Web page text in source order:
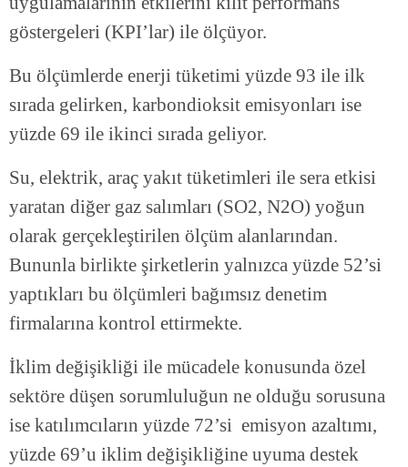
göstergeleri (KPI’lar) ile ölçüyor.
Bu ölçümlerde enerji tüketimi yüzde 93 ile ilk
sırada gelirken, karbondioksit emisyonları ise
yüzde 69 ile ikinci sırada geliyor.
Su, elektrik, araç yakıt tüketimleri ile sera etkisi
yaratan diğer gaz salımları (SO2, N2O) yoğun
olarak gerçekleştirilen ölçüm alanlarından.
Bununla birlikte şirketlerin yalnızca yüzde 52’si
yaptıkları bu ölçümleri bağımsız denetim
firmalarına kontrol ettirmekte.
İklim değişikliği ile mücadele konusunda özel
sektöre düşen sorumluluğun ne olduğu sorusuna
ise katılımcıların yüzde 72’si emisyon azaltımı,
yüzde 69’u iklim değişikliğine uyuma destek